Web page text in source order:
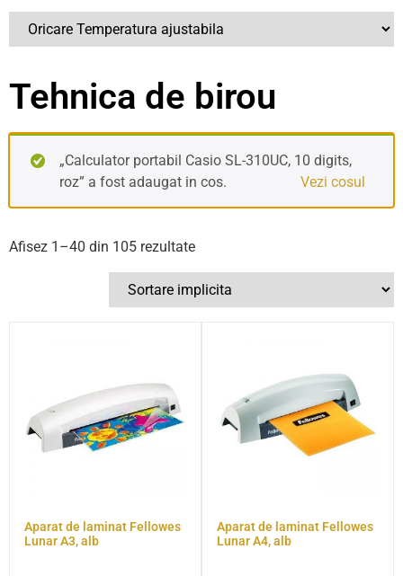
Tehnica de birou
„Calculator portabil Casio SL-310UC, 10 digits,
roz” a fost adaugat in cos.
Vezi cosul
Afisez 1–40 din 105 rezultate
Aparat de laminat Fellowes
Lunar A3, alb
Aparat de laminat Fellowes
Lunar A4, alb